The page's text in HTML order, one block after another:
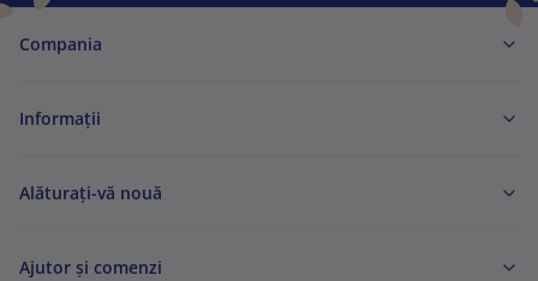
Compania
Informaţii
Alăturați-vă nouă
Ajutor și comenzi